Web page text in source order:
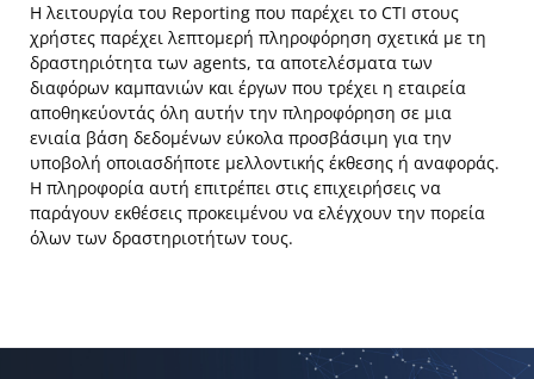
Η λειτουργία του Reporting που παρέχει το CTI στους
χρήστες παρέχει λεπτομερή πληροφόρηση σχετικά με τη
δραστηριότητα των agents, τα αποτελέσματα των
διαφόρων καμπανιών και έργων που τρέχει η εταιρεία
αποθηκεύοντάς όλη αυτήν την πληροφόρηση σε μια
ενιαία βάση δεδομένων εύκολα προσβάσιμη για την
υποβολή οποιασδήποτε μελλοντικής έκθεσης ή αναφοράς.
Η πληροφορία αυτή επιτρέπει στις επιχειρήσεις να
παράγουν εκθέσεις προκειμένου να ελέγχουν την πορεία
όλων των δραστηριοτήτων τους.